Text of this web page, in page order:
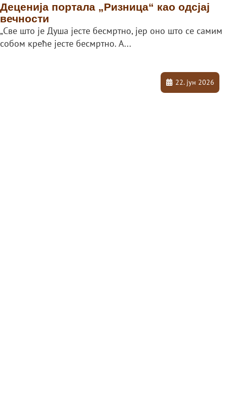
Деценија портала „Ризница“ као одсјај
вечности
„Све што је Душа јесте бесмртно, јер оно што се самим
собом креће јесте бесмртно. А...
22. јун 2026